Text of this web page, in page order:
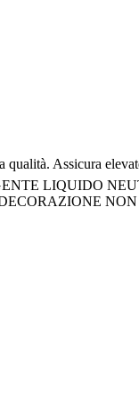
qualità. Assicura
LIQUIDO
NON